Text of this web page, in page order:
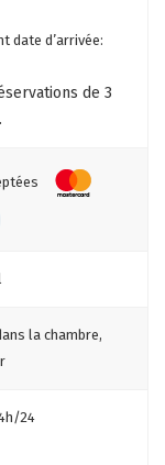
date d’arrivée:
de 3
la chambre,
24